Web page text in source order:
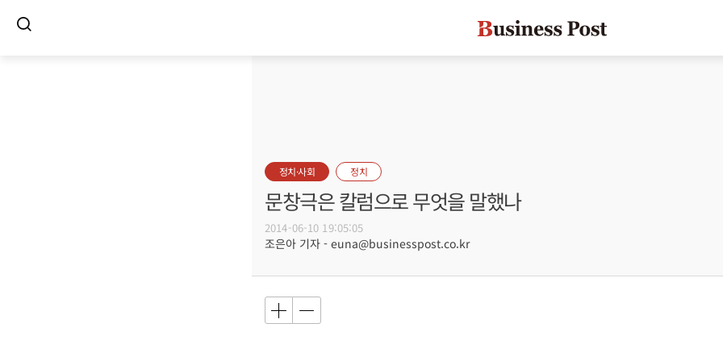
정치·사회 정치
문창극은 칼럼으로 무엇을 말했나
2014-06-10 19:05:05
조은아 기자 - euna@businesspost.co.kr